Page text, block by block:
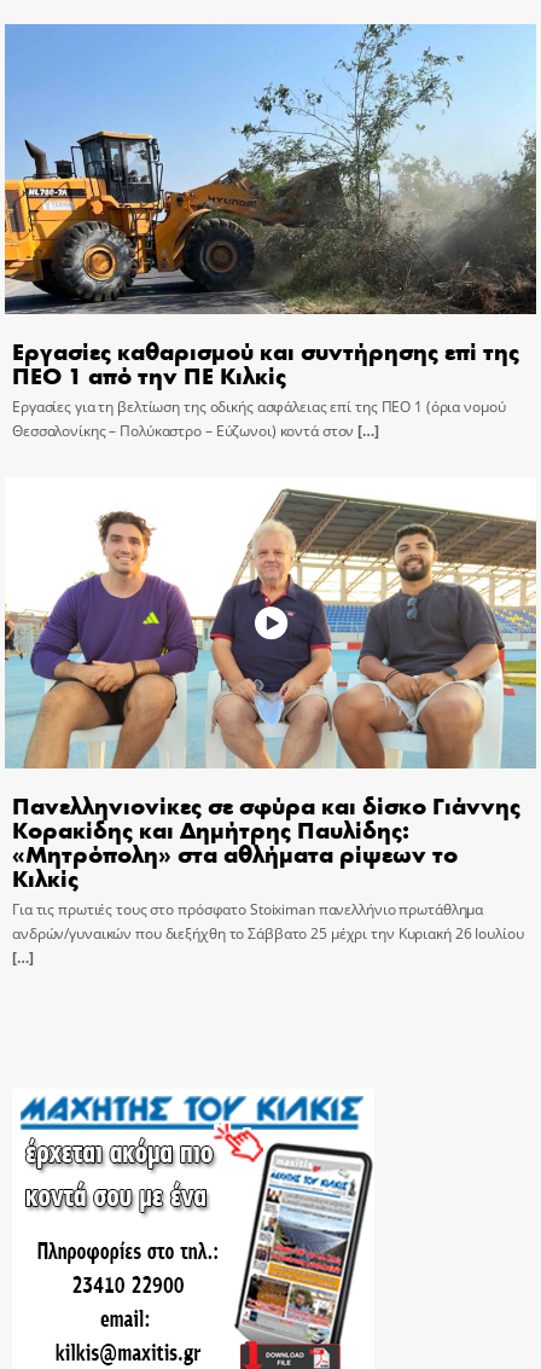
Εργασίες καθαρισμού και συντήρησης επί της
ΠΕΟ 1 από την ΠΕ Κιλκίς
Εργασίες για τη βελτίωση της οδικής ασφάλειας επί της ΠΕΟ 1 (όρια νομού
Θεσσαλονίκης – Πολύκαστρο – Εύζωνοι) κοντά στον […]
Πανελληνιονίκες σε σφύρα και δίσκο Γιάννης
Κορακίδης και Δημήτρης Παυλίδης:
«Μητρόπολη» στα αθλήματα ρίψεων το
Κιλκίς
Για τις πρωτιές τους στο πρόσφατο Stoiximan πανελλήνιο πρωτάθλημα
ανδρών/γυναικών που διεξήχθη το Σάββατο 25 μέχρι την Κυριακή 26 Ιουλίου
[…]